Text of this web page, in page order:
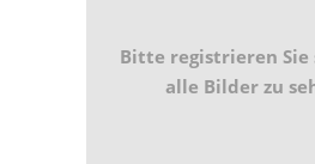
Bitte registrieren Sie
alle Bilder zu